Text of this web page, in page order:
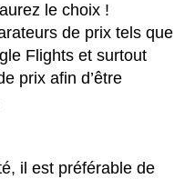
le choix !
de prix tels que
Flights et surtout
prix afin d’être
il est préférable de